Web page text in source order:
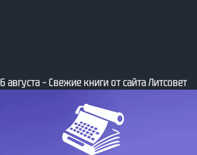
6 августа – Свежие издания оффлайн книжного